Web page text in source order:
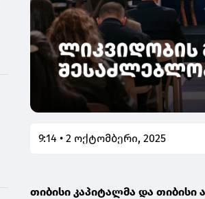
9:14 • 2 ოქტომბერი, 2025
თიბისი კაპიტალმა და